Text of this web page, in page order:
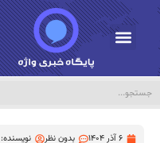
6 آذر 1404 بدون نظر نویسنده: